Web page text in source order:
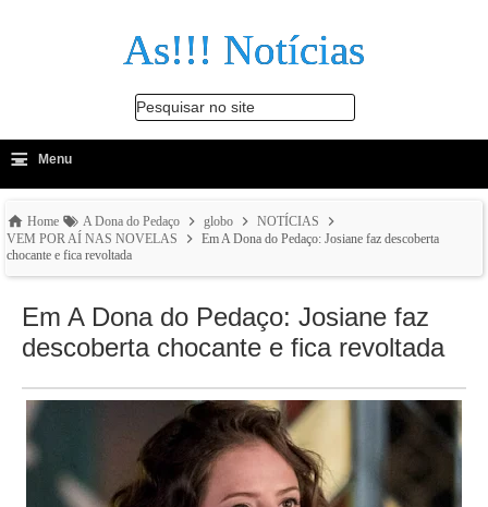
As!!! Notícias
Pesquisar no site
-
≡ Menu
Home A Dona do Pedaço globo
NOTÍCIAS
VEM POR AÍ NAS NOVELAS
Em A Dona do Pedaço: Josiane faz descoberta
chocante e fica revoltada
Em A Dona do Pedaço: Josiane faz
descoberta chocante e fica revoltada